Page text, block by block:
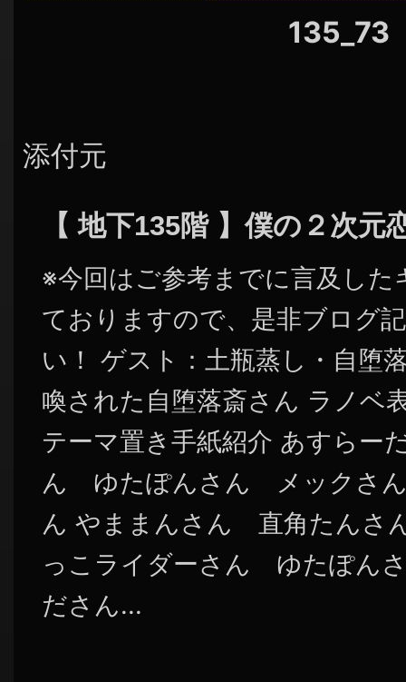
135_73
添付元
【 地下135階 】僕の２次
※今回はご参考までに言及した
ておりますので、是非ブログ
い！ ゲスト：土瓶蒸し・自堕
喚された自堕落斎さん ラノベ
テーマ置き手紙紹介 あすら
ん ゆたぽんさん メックさ
ん やままんさん 直角たん
っこライダーさん ゆたぽん
ださん...